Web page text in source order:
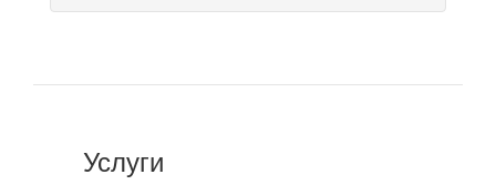
Услуги